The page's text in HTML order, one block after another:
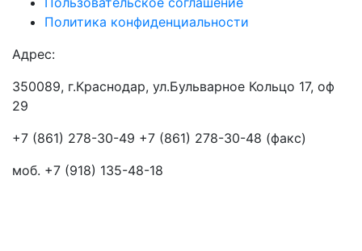
Политика конфиденциальности
Адрес:
350089, г.Краснодар, ул.Бульварное Кольцо 17, оф
29
+7 (861) 278-30-49 +7 (861) 278-30-48 (факс)
моб. +7 (918) 135-48-18